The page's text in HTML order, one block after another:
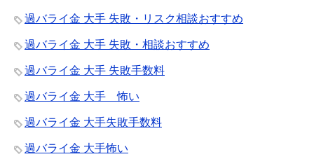
過バライ金 大手 失敗・リスク相談おすすめ
過バライ金 大手 失敗・相談おすすめ
過バライ金 大手 失敗手数料
過バライ金 大手 怖い
過バライ金 大手失敗手数料
過バライ金 大手怖い